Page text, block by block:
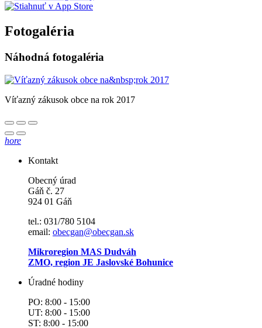
Fotogaléria
Náhodná fotogaléria
Víťazný zákusok obce na rok 2017
hore
Kontakt
Obecný úrad
Gáň č. 27
924 01 Gáň
tel.: 031/780 5104
email: obecgan@obecgan.sk
Mikroregion MAS Dudváh
ZMO, region JE Jaslovské Bohunice
Úradné hodiny
PO: 8:00 - 15:00
UT: 8:00 - 15:00
ST: 8:00 - 15:00